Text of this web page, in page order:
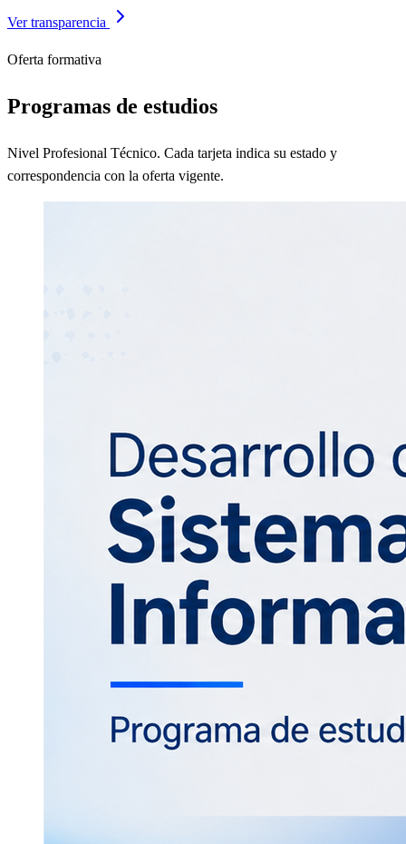
Ver transparencia
Oferta formativa
Programas de estudios
Nivel Profesional Técnico. Cada tarjeta indica su estado y
correspondencia con la oferta vigente.